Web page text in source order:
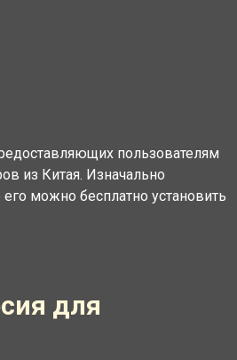
пользователям
из Китая. Изначально
можно бесплатно установить
для